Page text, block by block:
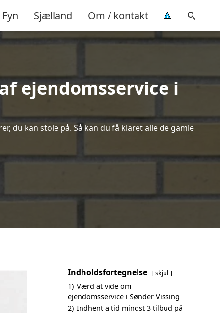
Fyn Sjælland Om / kontakt
ejendomsservice i
du kan stole på. Så kan du få klaret alle de gamle
Indholdsfortegnelse skjul
1) Værd at vide om
ejendomsservice i Sønder Vissing
2) Indhent altid mindst 3 tilbud på